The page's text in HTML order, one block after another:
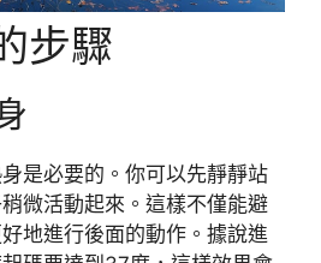
步驟
是必要的。你可以先靜靜站
微活動起來。這樣不僅能避
地進行後面的動作。據說進